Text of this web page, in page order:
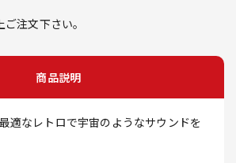
注文下さい。
商品説明
適なレトロで宇宙のようなサウンドを